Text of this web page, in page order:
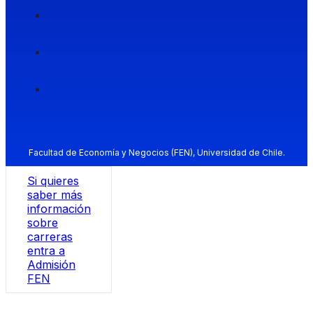
Facultad de Economía y Negocios (FEN), Universidad de Chile.
Si quieres
saber más
información
sobre
carreras
entra a
Admisión
FEN